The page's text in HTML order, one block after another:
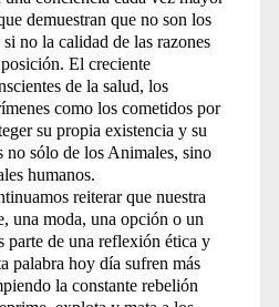
demuestran que no son los
no la calidad de las razones
El creciente
de la salud, los
como los cometidos por
su propia existencia y su
no sólo de los Animales, sino
humanos.
reiterar que nuestra
una moda, una opción o un
parte de una reflexión ética y
palabra hoy día sufren más
la constante rebelión